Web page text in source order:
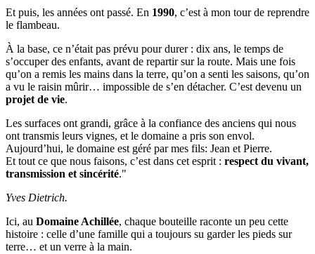
Et puis, les années ont passé. En 1990, c’est à mon tour de reprendre
le flambeau.
À la base, ce n’était pas prévu pour durer : dix ans, le temps de
s’occuper des enfants, avant de repartir sur la route. Mais une fois
qu’on a remis les mains dans la terre, qu’on a senti les saisons, qu’on
a vu le raisin mûrir… impossible de s’en détacher. C’est devenu un
projet de vie.
Les surfaces ont grandi, grâce à la confiance des anciens qui nous
ont transmis leurs vignes, et le domaine a pris son envol.
Aujourd’hui, le domaine est géré par mes fils: Jean et Pierre.
Et tout ce que nous faisons, c’est dans cet esprit : respect du vivant,
transmission et sincérité."
Yves Dietrich.
Ici, au Domaine Achillée, chaque bouteille raconte un peu cette
histoire : celle d’une famille qui a toujours su garder les pieds sur
terre… et un verre à la main.